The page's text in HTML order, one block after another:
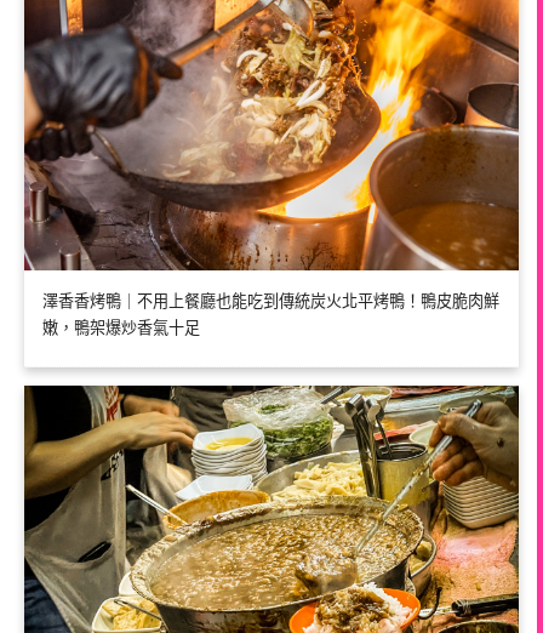
澤香香烤鴨｜不用上餐廳也能吃到傳統炭火北平烤鴨！鴨皮脆肉鮮
嫩，鴨架爆炒香氣十足